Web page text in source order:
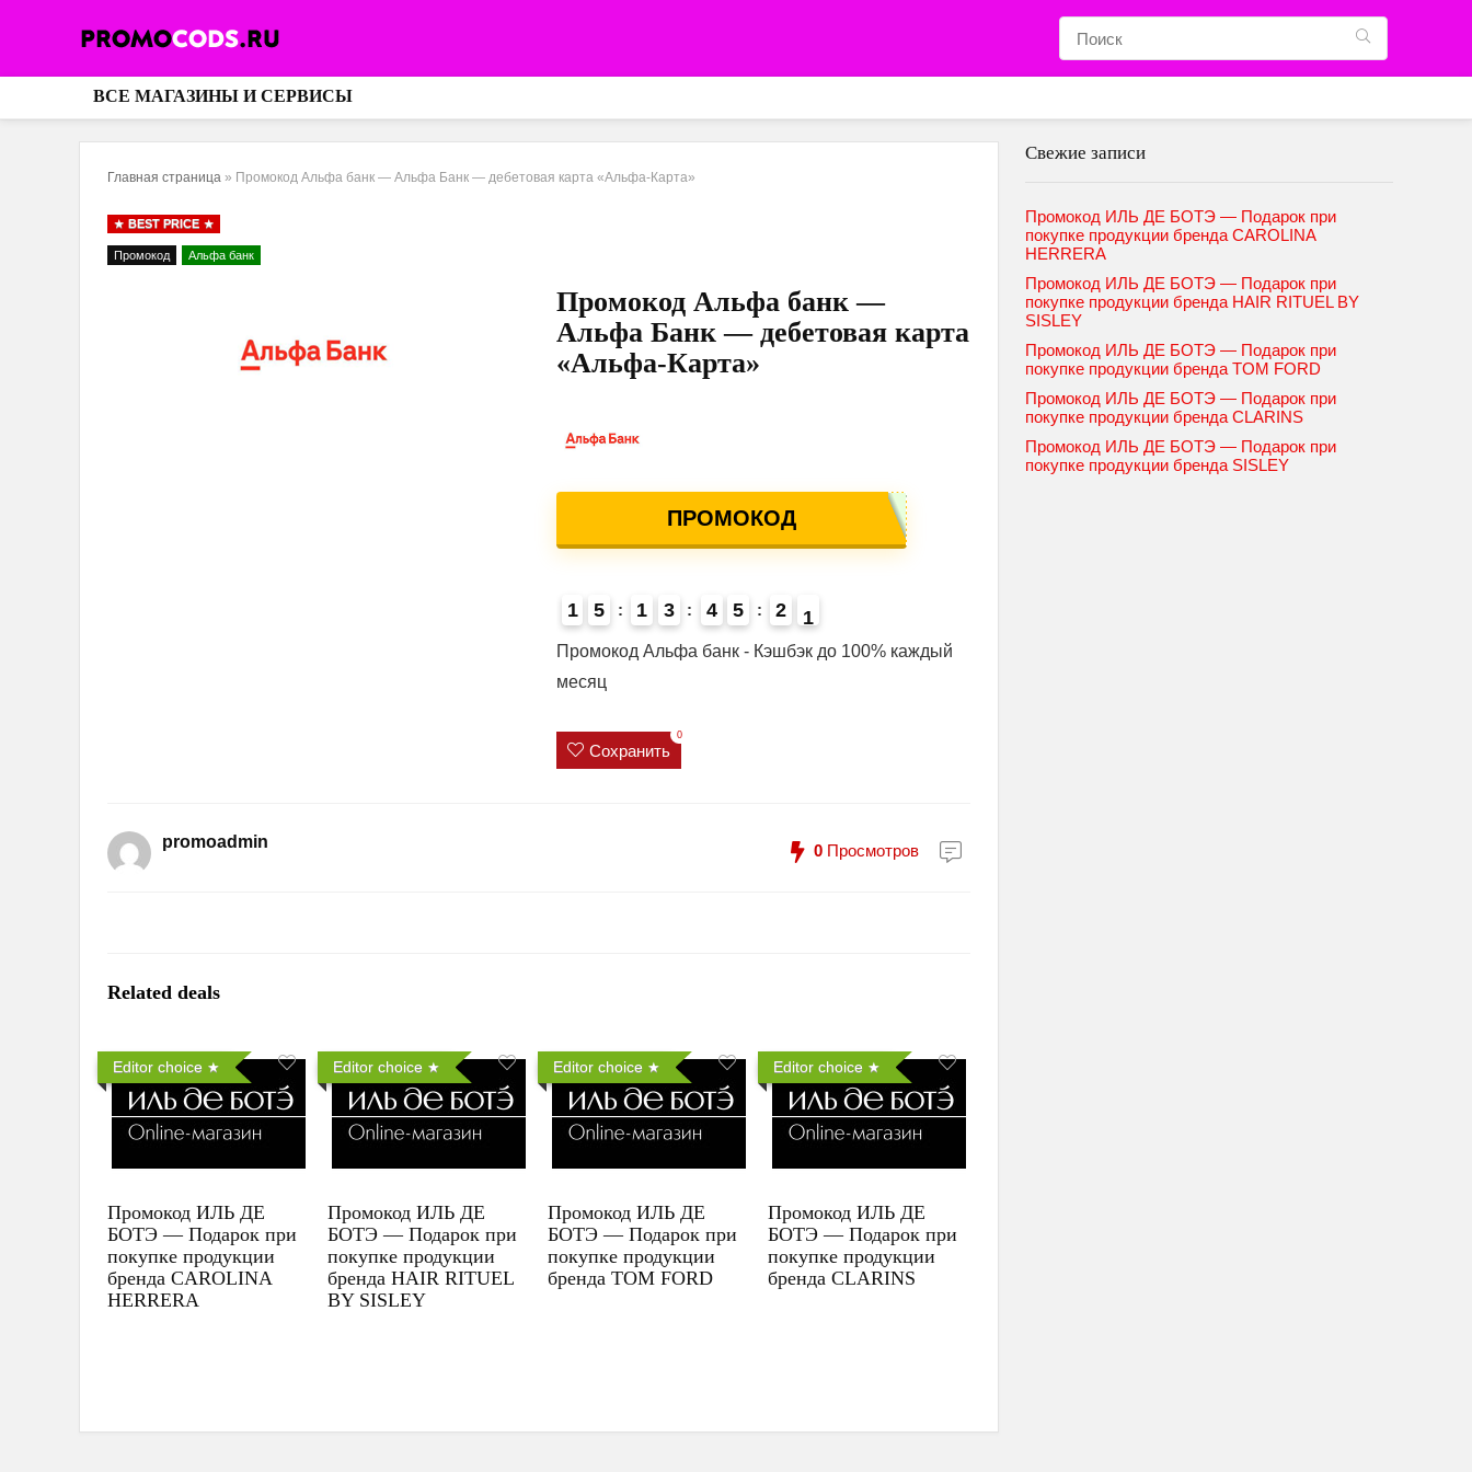
ВСЕ МАГАЗИНЫ И СЕРВИСЫ
Главная страница » Промокод Альфа банк — Альфа Банк — дебетовая карта «Альфа-Карта»
BEST PRICE
Промокод Альфа банк
Промокод Альфа банк —
Альфа Банк — дебетовая карта
«Альфа-Карта»
ПРОМОКОД
1
4
5 1 3 4 5 2 0
Промокод Альфа банк - Кэшбэк до 100% каждый
месяц
Сохранить
0
promoadmin 0 Просмотров
Related deals
Editor choice
Промокод ИЛЬ ДЕ
БОТЭ — Подарок при
покупке продукции
бренда CAROLINA
HERRERA
Editor choice
Промокод ИЛЬ ДЕ
БОТЭ — Подарок при
покупке продукции
бренда HAIR RITUEL
BY SISLEY
Editor choice
Промокод ИЛЬ ДЕ
БОТЭ — Подарок при
покупке продукции
бренда TOM FORD
Editor choice
Промокод ИЛЬ ДЕ
БОТЭ — Подарок при
покупке продукции
бренда CLARINS
Свежие записи
Промокод ИЛЬ ДЕ БОТЭ — Подарок при
покупке продукции бренда CAROLINA
HERRERA
Промокод ИЛЬ ДЕ БОТЭ — Подарок при
покупке продукции бренда HAIR RITUEL BY
SISLEY
Промокод ИЛЬ ДЕ БОТЭ — Подарок при
покупке продукции бренда TOM FORD
Промокод ИЛЬ ДЕ БОТЭ — Подарок при
покупке продукции бренда CLARINS
Промокод ИЛЬ ДЕ БОТЭ — Подарок при
покупке продукции бренда SISLEY